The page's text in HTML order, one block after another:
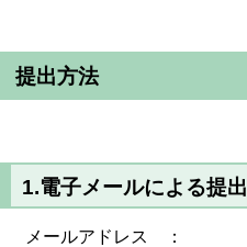
提出方法
1.電子メールによる提出
メールアドレス ：